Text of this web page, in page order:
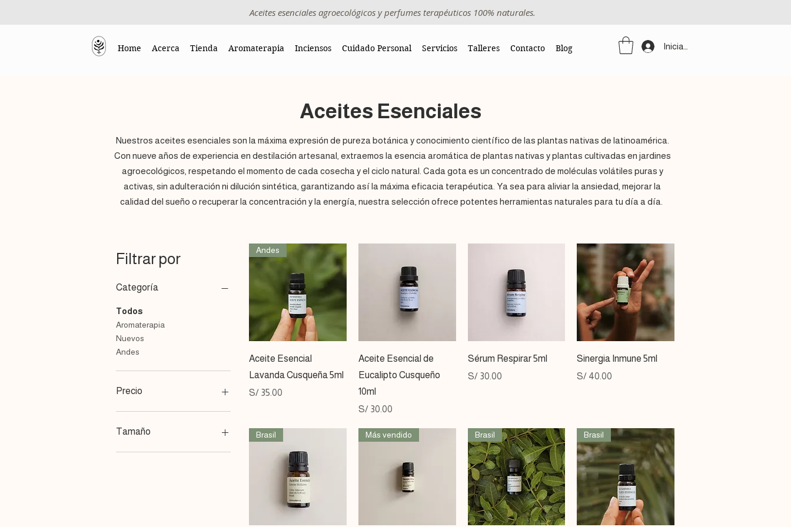
Aceites esenciales agroecológicos y perfumes terapéuticos 100% naturales.
Home Acerca Tienda Aromaterapia Inciensos Cuidado Personal Servicios Talleres Contacto Blog Iniciar sesión
Aceites Esenciales
Nuestros aceites esenciales son la máxima expresión de pureza botánica y conocimiento científico de las plantas nativas de latinoamérica.
Con nueve años de experiencia en destilación artesanal, extraemos la esencia aromática de plantas nativas y plantas cultivadas en jardines
agroecológicos, respetando el momento de cada cosecha y el ciclo natural. Cada gota es un concentrado de moléculas volátiles puras y
activas, sin adulteración ni dilución sintética, garantizando así la máxima eficacia terapéutica. Ya sea para aliviar la ansiedad, mejorar la
calidad del sueño o recuperar la concentración y la energía, nuestra selección ofrece potentes herramientas naturales para tu día a día.
Filtrar por
Categoría
Todos
Aromaterapia
Nuevos
Andes
Precio
Tamaño
10ml
Vista rápida
Andes
Aceite Esencial
Lavanda Cusqueña 5ml
Precio
S/ 35.00
Vista rápida
Aceite Esencial de
Eucalipto Cusqueño
10ml
Precio
S/ 30.00
Vista rápida
Sérum Respirar 5ml
Precio
S/ 30.00
Vista rápida
Sinergia Inmune 5ml
Precio
S/ 40.00
Brasil Más vendido Brasil Brasil